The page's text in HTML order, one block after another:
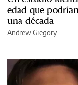
edad que
una década
Andrew Gregory